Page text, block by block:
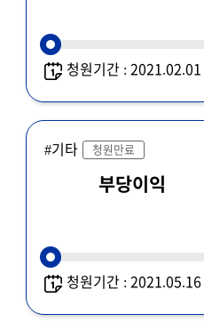
청원기간 :
#기타 청원만료
부당이익
청원기간 :